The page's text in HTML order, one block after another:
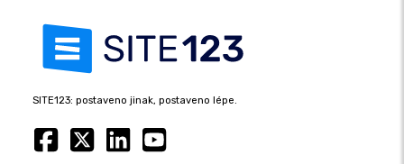
SITE123: postaveno jinak, postaveno lépe.